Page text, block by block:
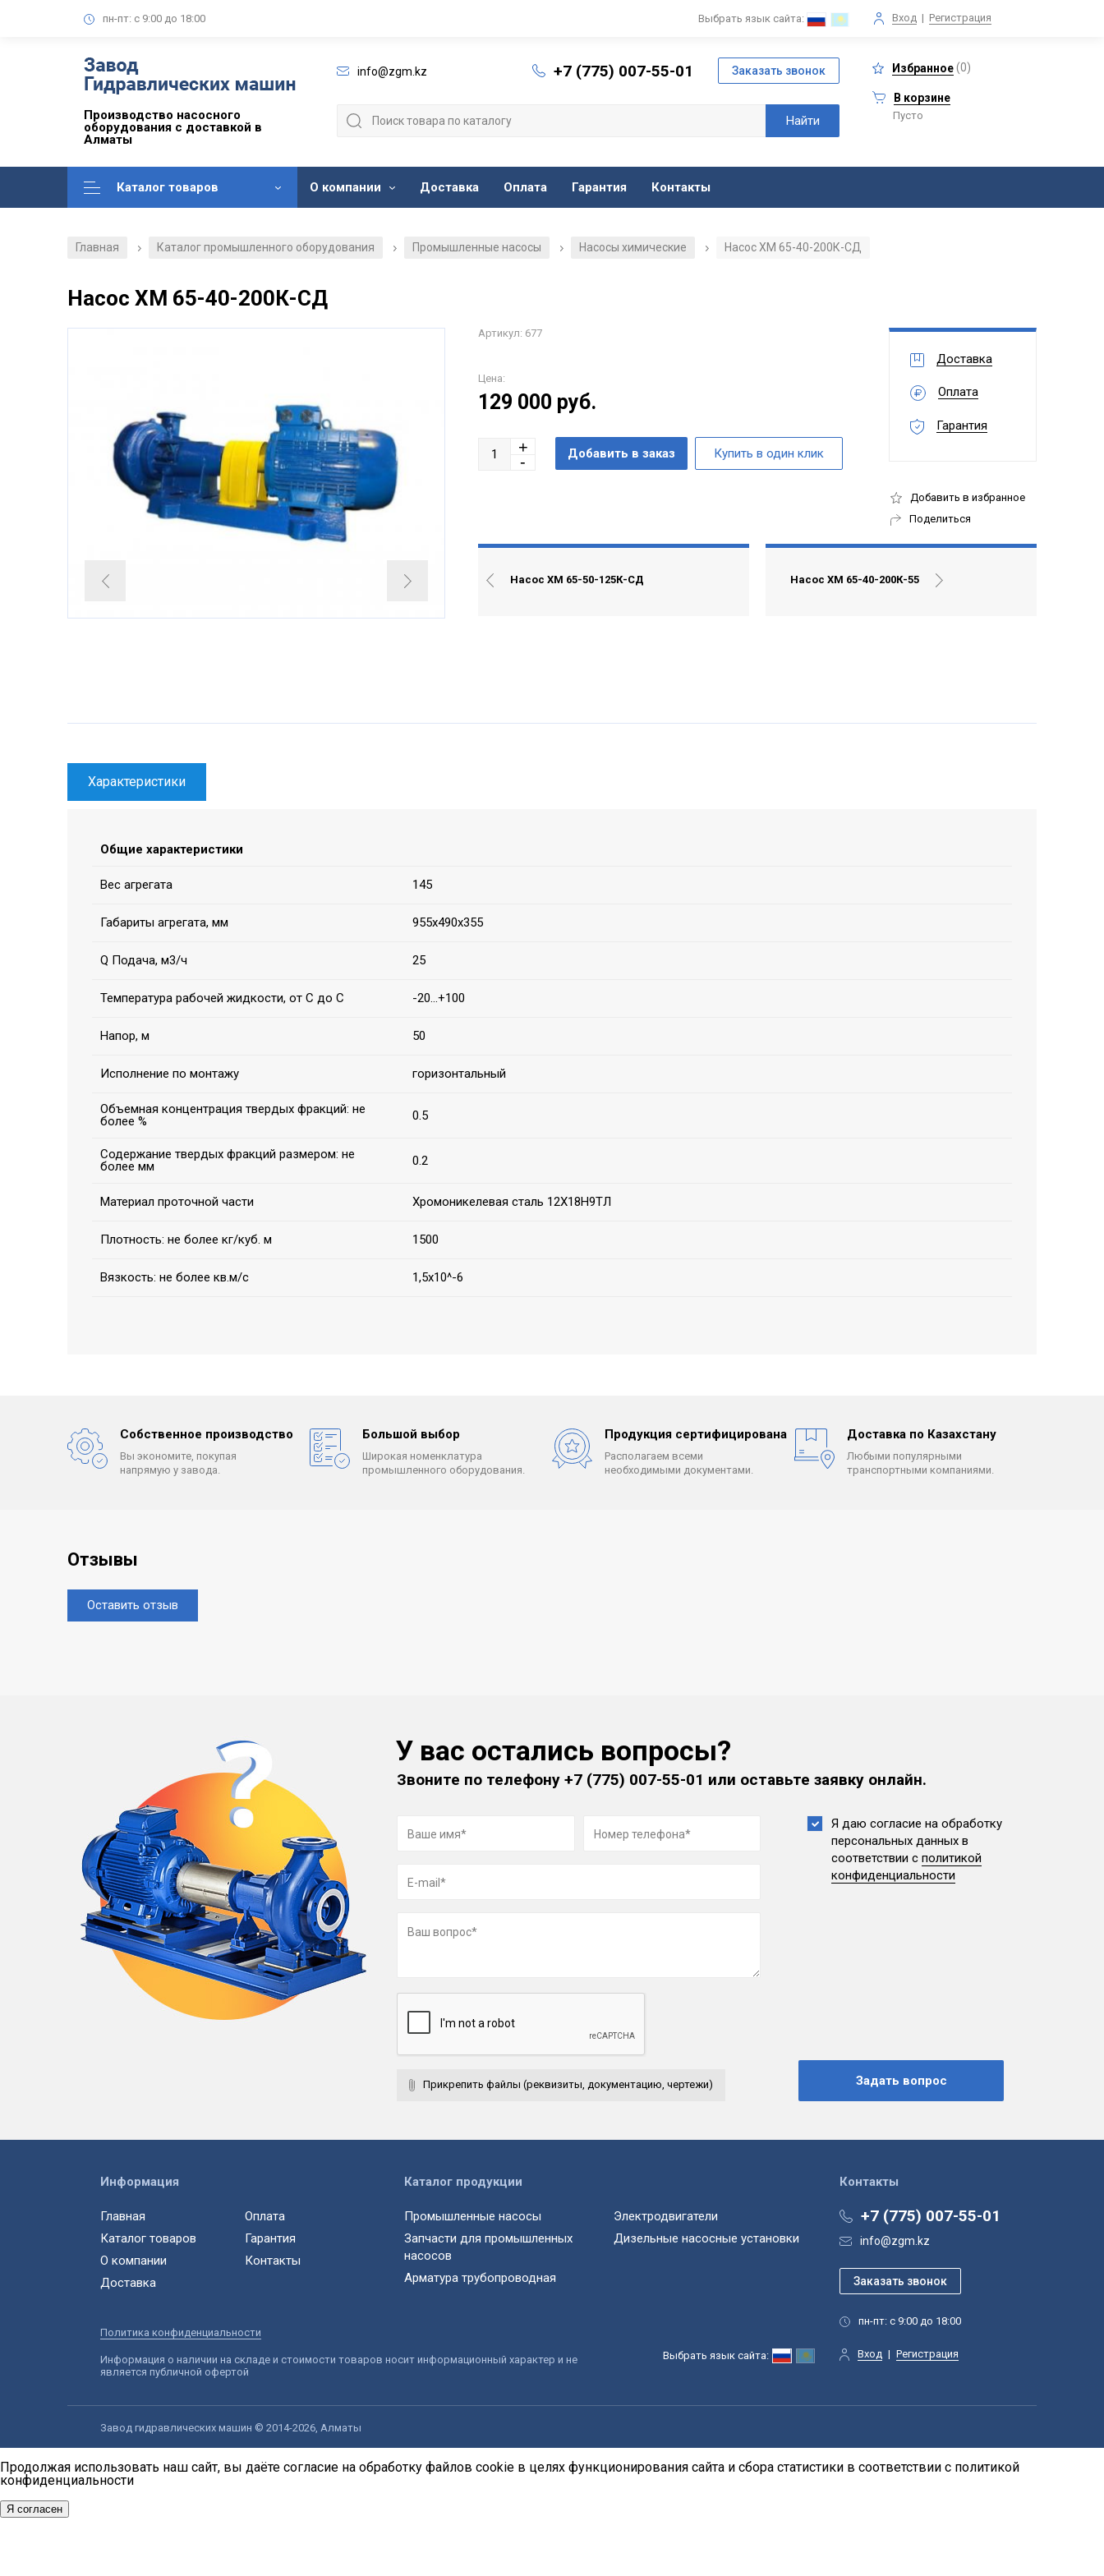
пн-пт: с 9:00 до 18:00 Вход | Регистрация
Выбрать язык сайта:
Производство насосного
оборудования с доставкой в
Алматы
info@zgm.kz +7 (775) 007-55-01 Избранное(0)
В корзине
Пусто
Каталог товаров О компании Доставка Оплата Гарантия Контакты
Главная / Каталог промышленного оборудования / Промышленные насосы / Насосы химические / Насос ХМ 65-40-200К-СД
Насос ХМ 65-40-200К-СД
Артикул: 677
Цена:
129 000 руб.
Доставка
Оплата
Гарантия
Добавить в избранное
Поделиться
Насос ХМ 65-50-125К-СД Насос ХМ 65-40-200К-55
Характеристики
Общие характеристики
Вес агрегата 145
Габариты агрегата, мм 955х490х355
Q Подача, м3/ч 25
Температура рабочей жидкости, от С до С -20...+100
Напор, м 50
Исполнение по монтажу горизонтальный
Объемная концентрация твердых фракций: не
более %
0.5
Содержание твердых фракций размером: не
более мм
0.2
Материал проточной части Хромоникелевая сталь 12Х18Н9ТЛ
Плотность: не более кг/куб. м 1500
Вязкость: не более кв.м/с 1,5х10^-6
Собственное производство
Вы экономите, покупая
напрямую у завода.
Большой выбор
Широкая номенклатура
промышленного оборудования.
Продукция сертифицирована
Располагаем всеми
необходимыми документами.
Доставка по Казахстану
Любыми популярными
транспортными компаниями.
Отзывы
Оставить отзыв
У вас остались вопросы?
Звоните по телефону+7 (775) 007-55-01 или оставьте заявку онлайн.
Прикрепить файлы (реквизиты, документацию, чертежи)
Я даю согласие на обработку
персональных данных в
соответствии с политикой
конфиденциальности
Контакты
+7 (775) 007-55-01
info@zgm.kz
пн-пт: с 9:00 до 18:00
Вход | Регистрация
Выбрать язык сайта:
Информация
Главная
Каталог товаров
О компании
Доставка
Оплата
Гарантия
Контакты
Каталог продукции
Промышленные насосы
Запчасти для промышленных
насосов
Арматура трубопроводная
Электродвигатели
Дизельные насосные установки
Политика конфиденциальности
Информация о наличии на складе и стоимости товаров носит информационный характер и не
является публичной офертой
Завод гидравлических машин © 2014-2026, Алматы
Продолжая использовать наш сайт, вы даёте согласие на обработку файлов cookie в целях функционирования сайта и сбора статистики в соответствии с политикой
конфиденциальности
Я согласен